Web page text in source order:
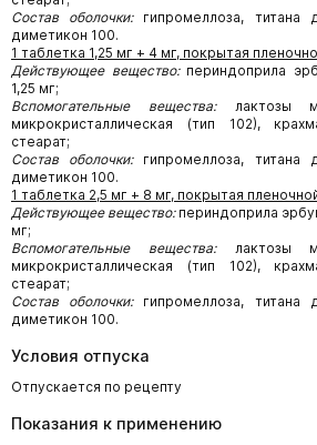
Состав оболочки:гипромеллоза, титана
диметикон 100.
1 таблетка 1,25 мг + 4 мг, покрытая
Действующее вещество:периндоприла
1,25 мг;
Вспомогательные вещества:лактозы
микрокристаллическая (тип 102),
стеарат;
Состав оболочки:гипромеллоза, титана
диметикон 100.
1 таблетка 2,5 мг + 8 мг, покрытая
Действующее вещество:периндоприла
мг;
Вспомогательные вещества:лактозы
микрокристаллическая (тип 102),
стеарат;
Состав оболочки:гипромеллоза, титана
диметикон 100.
Условия отпуска
Отпускается по рецепту
Показания к применению